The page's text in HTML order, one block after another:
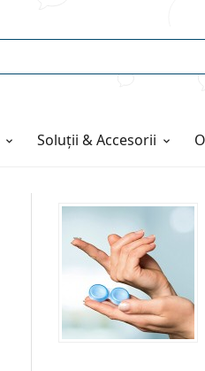
Soluții & Accesorii